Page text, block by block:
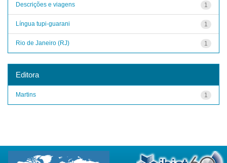
1
Descrições e viagens
1
Língua tupi-guarani
1
Rio de Janeiro (RJ)
Editora
1
Martins